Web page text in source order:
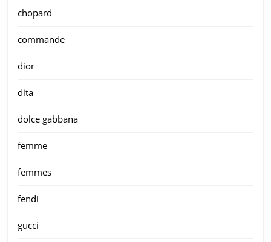
chopard
commande
dior
dita
dolce gabbana
femme
femmes
fendi
gucci